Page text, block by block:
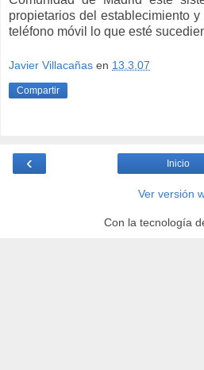
propietarios del establecimiento
teléfono móvil lo que esté
Javier Villacañas en 13.3.07
Compartir
‹ Inicio
Ver versión
Con la tecnología